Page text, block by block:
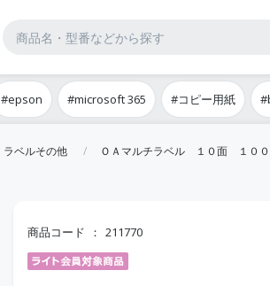
#epson #microsoft 365 #コピー用紙
ラベルその他 ＯＡマルチラベル １０面 １０
商品コード 211770